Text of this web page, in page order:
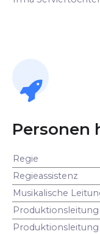
Personen
Regie
Regieassistenz
Musikalische
Produktionsleitung
Produktionsleitung